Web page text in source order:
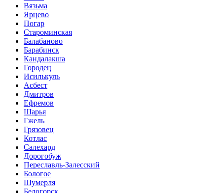
Вязьма
Ярцево
Погар
Староминская
Балабаново
Барабинск
Кандалакша
Городец
Исилькуль
Асбест
Дмитров
Ефремов
Шарья
Гжель
Грязовец
Котлас
Салехард
Дорогобуж
Переславль-Залесский
Бологое
Шумерля
Белогорск